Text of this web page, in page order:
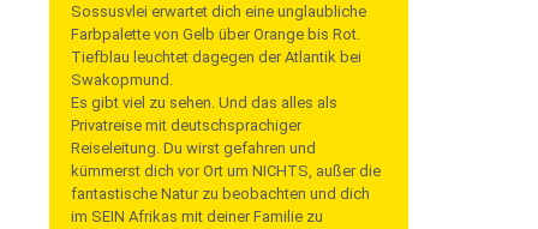
Sossusvlei erwartet dich eine unglaubliche
Farbpalette von Gelb über Orange bis Rot.
Tiefblau leuchtet dagegen der Atlantik bei
Swakopmund.
Es gibt viel zu sehen. Und das alles als
Privatreise mit deutschsprachiger
Reiseleitung. Du wirst gefahren und
kümmerst dich vor Ort um NICHTS, außer die
fantastische Natur zu beobachten und dich
im SEIN Afrikas mit deiner Familie zu